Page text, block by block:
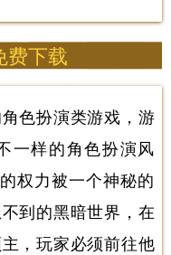
费下载
色扮演类游戏，游
一样的角色扮演风
权力被一个神秘的
到的黑暗世界，在
，玩家必须前往他